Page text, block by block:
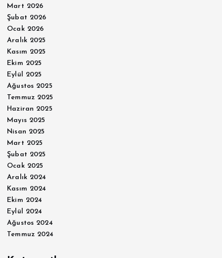
Mart 2026
Şubat 2026
Ocak 2026
Aralık 2025
Kasım 2025
Ekim 2025
Eylül 2025
Ağustos 2025
Temmuz 2025
Haziran 2025
Mayıs 2025
Nisan 2025
Mart 2025
Şubat 2025
Ocak 2025
Aralık 2024
Kasım 2024
Ekim 2024
Eylül 2024
Ağustos 2024
Temmuz 2024